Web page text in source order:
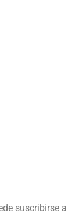
suscribirse a